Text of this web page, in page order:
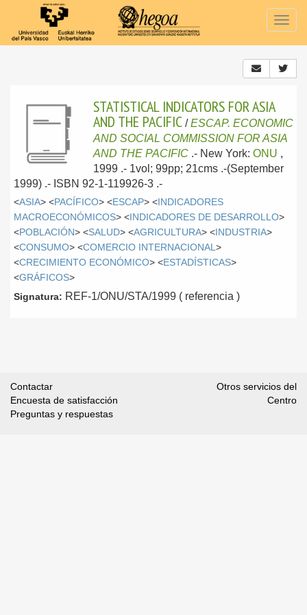
STATISTICAL INDICATORS FOR ASIA
AND THE PACIFIC /ESCAP. ECONOMIC
AND SOCIAL COMMISSION FOR ASIA
AND THE PACIFIC .- New York: ONU ,
1999 .- 1vol; 99pp; 21cms .-(September
1999) .- ISBN 92-1-119926-3 .-
<ASIA> <PACÍFICO> <ESCAP> <INDICADORES
MACROECONÓMICOS> <INDICADORES DE DESARROLLO>
<POBLACIÓN> <SALUD> <AGRICULTURA> <INDUSTRIA>
<CONSUMO> <COMERCIO INTERNACIONAL >
<CRECIMIENTO ECONÓMICO> <ESTADÍSTICAS>
<GRÁFICOS>
Signatura: REF-1/ONU/STA/1999 ( referencia )
Contactar
Encuesta de satisfacción
Preguntas y respuestas
Otros servicios del
Centro